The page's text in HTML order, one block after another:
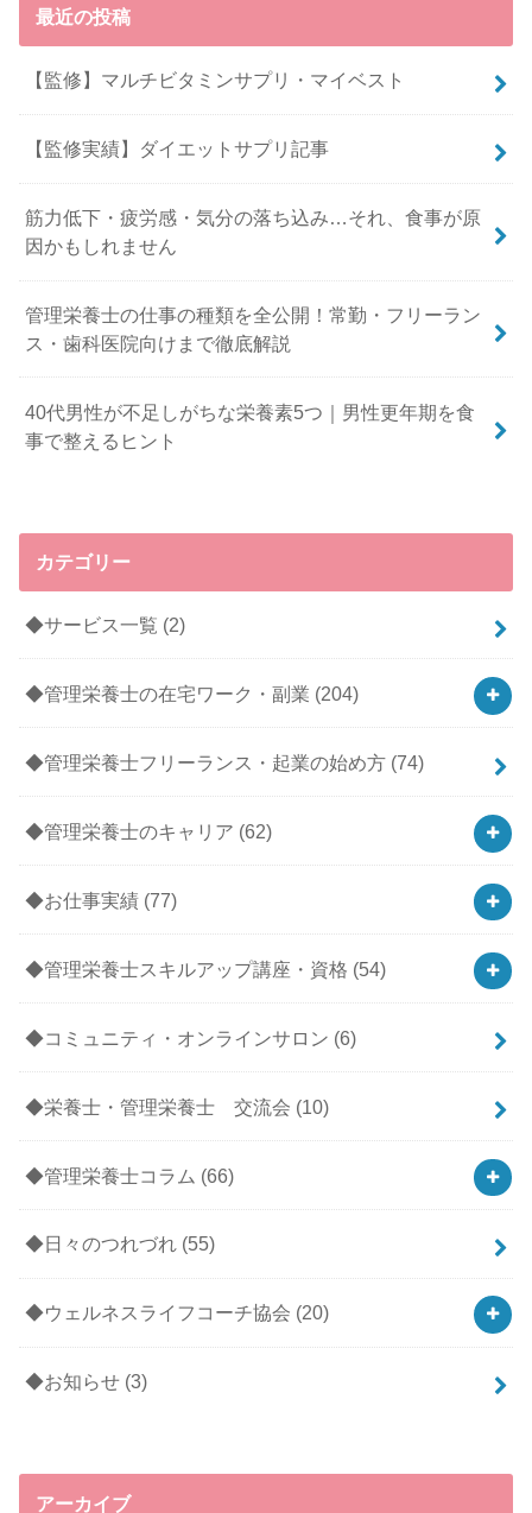
最近の投稿
【監修】マルチビタミンサプリ・マイベスト
【監修実績】ダイエットサプリ記事
筋力低下・疲労感・気分の落ち込み…それ、食事が原
因かもしれません
管理栄養士の仕事の種類を全公開！常勤・フリーラン
ス・歯科医院向けまで徹底解説
40代男性が不足しがちな栄養素5つ｜男性更年期を食
事で整えるヒント
カテゴリー
◆サービス一覧 (2)
◆管理栄養士の在宅ワーク・副業 (204)
◆管理栄養士フリーランス・起業の始め方 (74)
◆管理栄養士のキャリア (62)
◆お仕事実績 (77)
◆管理栄養士スキルアップ講座・資格 (54)
◆コミュニティ・オンラインサロン (6)
◆栄養士・管理栄養士 交流会 (10)
◆管理栄養士コラム (66)
◆日々のつれづれ (55)
◆ウェルネスライフコーチ協会 (20)
◆お知らせ (3)
アーカイブ